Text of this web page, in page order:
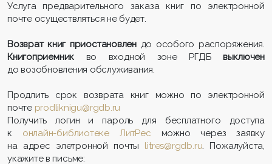
Услуга предварительного заказа книг по электронной
почте осуществляться не будет.
Возврат книг приостановлендо особого распоряжения.
Книгоприемник во входной зоне РГДБ выключен
до возобновления обслуживания.
Продлить срок возврата книг можно по электронной
почте prodliknigu@rgdb.ru
Получить логин и пароль для бесплатного доступа
к онлайн-библиотеке ЛитРес можно через заявку
на адрес элетронной почты litres@rgdb.ru. Пожалуйста,
укажите в письме: